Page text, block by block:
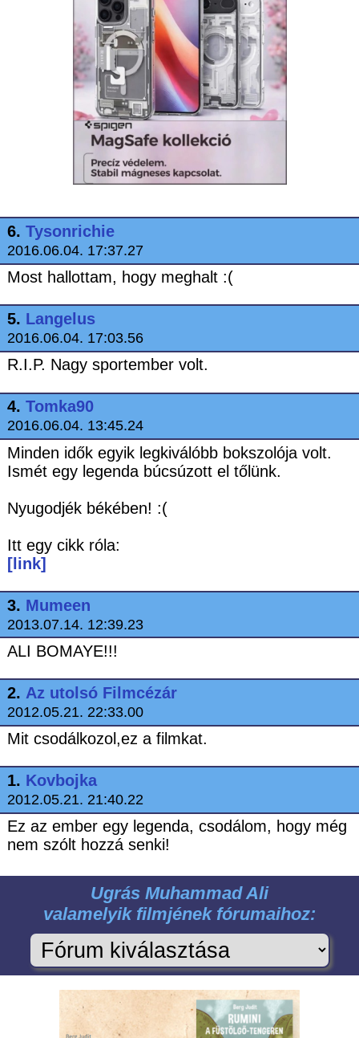
6. Tysonrichie
2016.06.04. 17:37.27
Most hallottam, hogy meghalt :(
5. Langelus
2016.06.04. 17:03.56
R.I.P. Nagy sportember volt.
4. Tomka90
2016.06.04. 13:45.24
Minden idők egyik legkiválóbb bokszolója volt.
Ismét egy legenda búcsúzott el tőlünk.
Nyugodjék békében! :(
Itt egy cikk róla:
[link]
3. Mumeen
2013.07.14. 12:39.23
ALI BOMAYE!!!
2. Az utolsó Filmcézár
2012.05.21. 22:33.00
Mit csodálkozol,ez a filmkat.
1. Kovbojka
2012.05.21. 21:40.22
Ez az ember egy legenda, csodálom, hogy még
nem szólt hozzá senki!
Ugrás Muhammad Ali
valamelyik filmjének fórumaihoz: